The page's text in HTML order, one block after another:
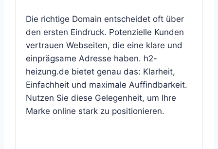
Die richtige Domain entscheidet oft über
den ersten Eindruck. Potenzielle Kunden
vertrauen Webseiten, die eine klare und
einprägsame Adresse haben. h2-
heizung.de bietet genau das: Klarheit,
Einfachheit und maximale Auffindbarkeit.
Nutzen Sie diese Gelegenheit, um Ihre
Marke online stark zu positionieren.